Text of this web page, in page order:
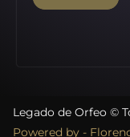
Legado de Orfeo ©
Powered by -